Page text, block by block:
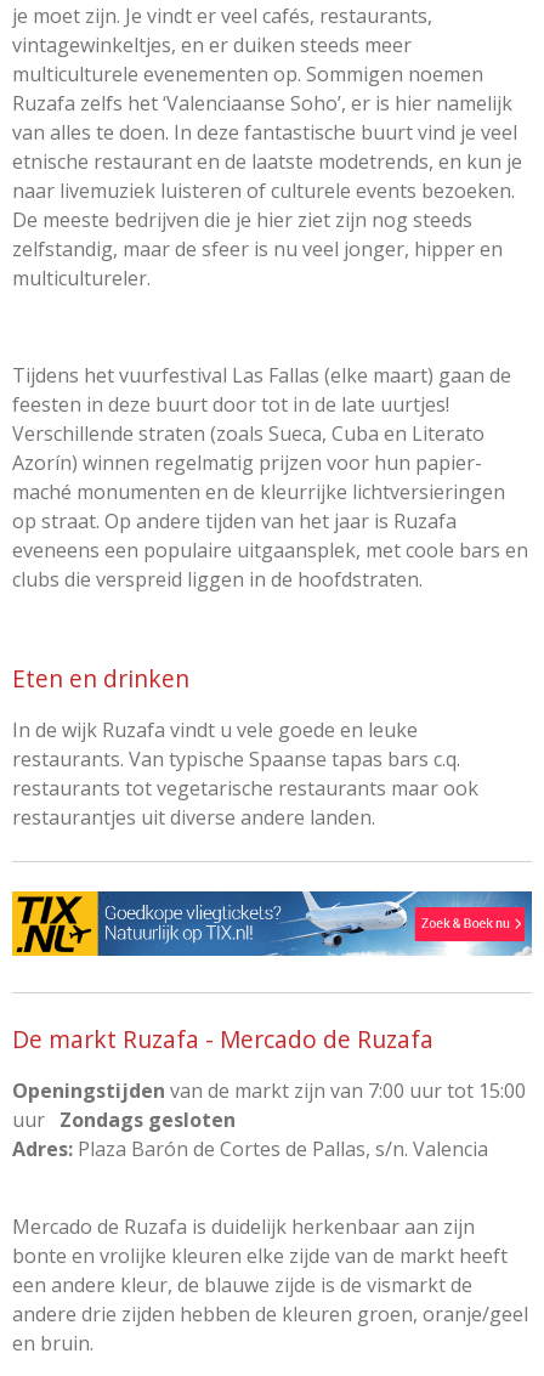
je moet zijn. Je vindt er veel cafés, restaurants,
vintagewinkeltjes, en er duiken steeds meer
multiculturele evenementen op. Sommigen noemen
Ruzafa zelfs het ‘Valenciaanse Soho’, er is hier namelijk
van alles te doen. In deze fantastische buurt vind je veel
etnische restaurant en de laatste modetrends, en kun je
naar livemuziek luisteren of culturele events bezoeken.
De meeste bedrijven die je hier ziet zijn nog steeds
zelfstandig, maar de sfeer is nu veel jonger, hipper en
multicultureler.
Tijdens het vuurfestival Las Fallas (elke maart) gaan de
feesten in deze buurt door tot in de late uurtjes!
Verschillende straten (zoals Sueca, Cuba en Literato
Azorín) winnen regelmatig prijzen voor hun papier-
maché monumenten en de kleurrijke lichtversieringen
op straat. Op andere tijden van het jaar is Ruzafa
eveneens een populaire uitgaansplek, met coole bars en
clubs die verspreid liggen in de hoofdstraten.
Eten en drinken
In de wijk Ruzafa vindt u vele goede en leuke
restaurants. Van typische Spaanse tapas bars c.q.
restaurants tot vegetarische restaurants maar ook
restaurantjes uit diverse andere landen.
De markt Ruzafa - Mercado de Ruzafa
Openingstijden van de markt zijn van 7:00 uur tot 15:00
uur Zondags gesloten
Adres: Plaza Barón de Cortes de Pallas, s/n. Valencia
Mercado de Ruzafa is duidelijk herkenbaar aan zijn
bonte en vrolijke kleuren elke zijde van de markt heeft
een andere kleur, de blauwe zijde is de vismarkt de
andere drie zijden hebben de kleuren groen, oranje/geel
en bruin.